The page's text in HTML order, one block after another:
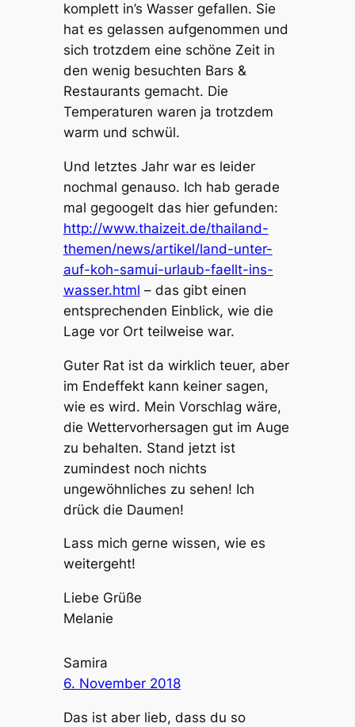
komplett in’s Wasser gefallen. Sie
hat es gelassen aufgenommen und
sich trotzdem eine schöne Zeit in
den wenig besuchten Bars &
Restaurants gemacht. Die
Temperaturen waren ja trotzdem
warm und schwül.
Und letztes Jahr war es leider
nochmal genauso. Ich hab gerade
mal gegoogelt das hier gefunden:
http://www.thaizeit.de/thailand-
themen/news/artikel/land-unter-
auf-koh-samui-urlaub-faellt-ins-
wasser.html – das gibt einen
entsprechenden Einblick, wie die
Lage vor Ort teilweise war.
Guter Rat ist da wirklich teuer, aber
im Endeffekt kann keiner sagen,
wie es wird. Mein Vorschlag wäre,
die Wettervorhersagen gut im Auge
zu behalten. Stand jetzt ist
zumindest noch nichts
ungewöhnliches zu sehen! Ich
drück die Daumen!
Lass mich gerne wissen, wie es
weitergeht!
Liebe Grüße
Melanie
Samira
6. November 2018
Das ist aber lieb, dass du so